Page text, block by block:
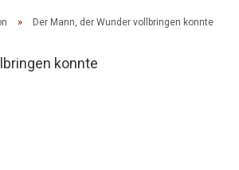
» Der Mann, der Wunder vollbringen konnte
konnte